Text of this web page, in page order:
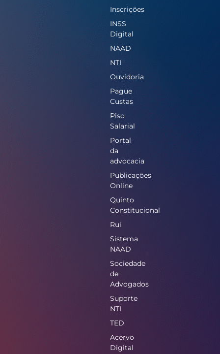
Inscrições
INSS
Digital
NAAD
NTI
Ouvidoria
Pague
Custas
Piso
Salarial
Portal
da
advocacia
Publicações
Online
Quinto
Constitucional
Rui
Sistema
NAAD
Sociedade
de
Advogados
Suporte
NTI
TED
Acervo
Digital